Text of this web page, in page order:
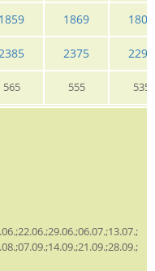
1859 1869 1809
2375 2299
565 555 535